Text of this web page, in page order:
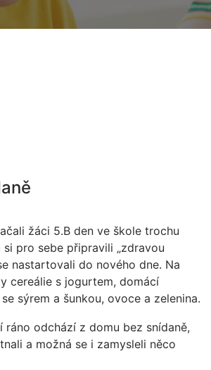
žáci 5.B den ve škole trochu
si pro sebe připravili „zdravou
nastartovali do nového dne. Na
cereálie s jogurtem, domácí
sýrem a šunkou, ovoce a zelenina.
ráno odchází z domu bez snídaně,
a možná se i zamysleli něco